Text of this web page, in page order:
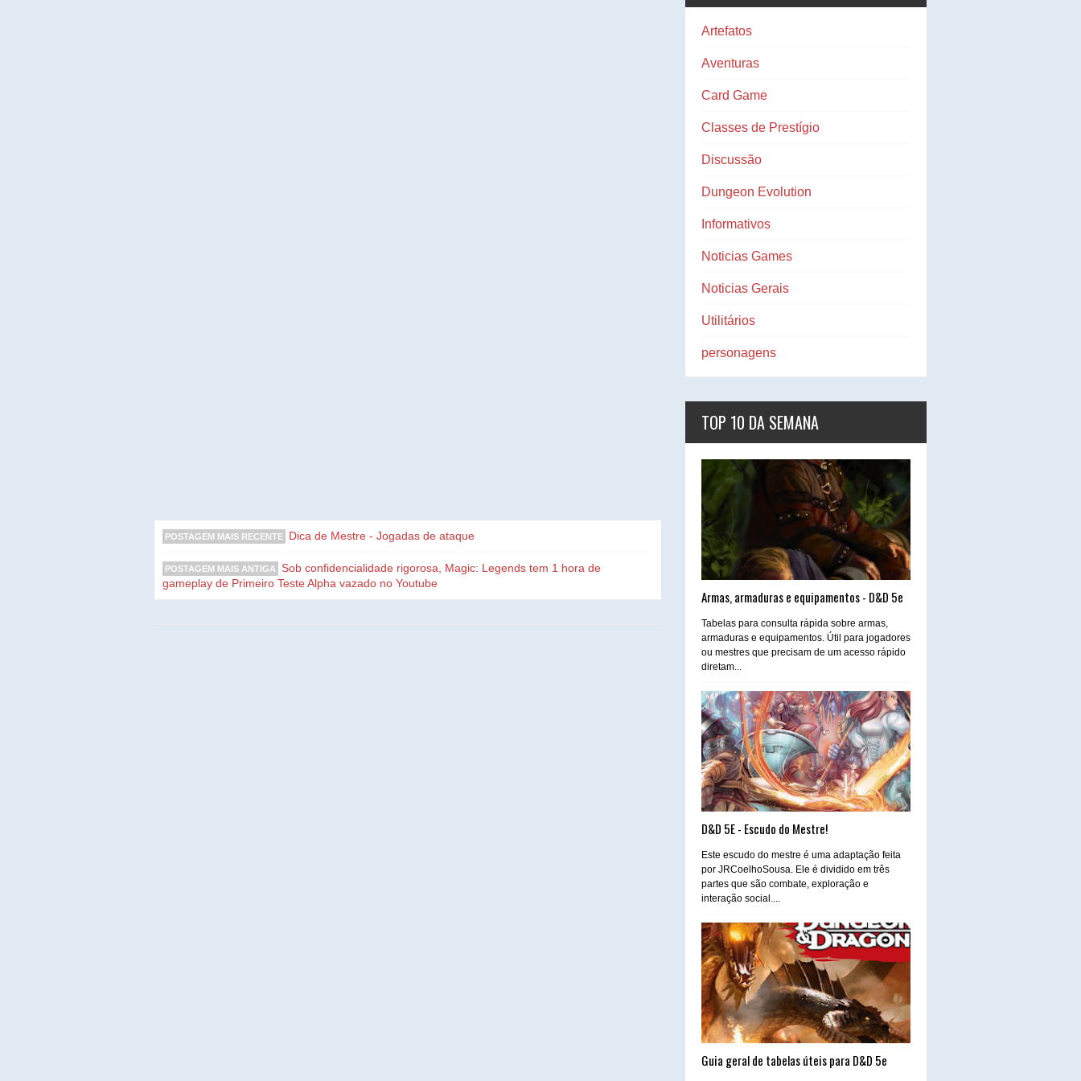
POSTAGEM MAIS RECENTE Dica de Mestre - Jogadas de ataque
POSTAGEM MAIS ANTIGA
Sob confidencialidade rigorosa, Magic: Legends tem 1 hora de
gameplay de Primeiro Teste Alpha vazado no Youtube
Artefatos
Aventuras
Card Game
Classes de Prestígio
Discussão
Dungeon Evolution
Informativos
Noticias Games
Noticias Gerais
Utilitários
personagens
TOP 10 DA SEMANA
Armas, armaduras e equipamentos - D&D 5e
Tabelas para consulta rápida sobre armas,
armaduras e equipamentos. Útil para jogadores
ou mestres que precisam de um acesso rápido
diretam...
D&D 5E - Escudo do Mestre!
Este escudo do mestre é uma adaptação feita
por JRCoelhoSousa. Ele é dividido em três
partes que são combate, exploração e
interação social....
Guia geral de tabelas úteis para D&D 5e